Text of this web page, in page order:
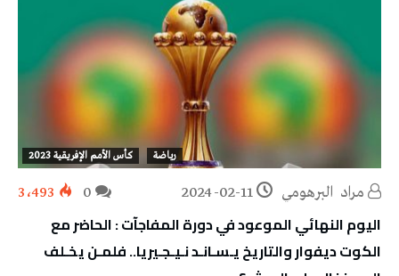
رياضة كأس الأمم الإفريقية 2023
مراد‭ ‬ البرهومي 2024-02-11 3٬493
اليوم النهائي الموعود في دورة المفاجآت : الحاضر مع
الكوت ديفوار والتاريخ يـسـانـد نـيـجـيريا.. فلمـن يخـلف